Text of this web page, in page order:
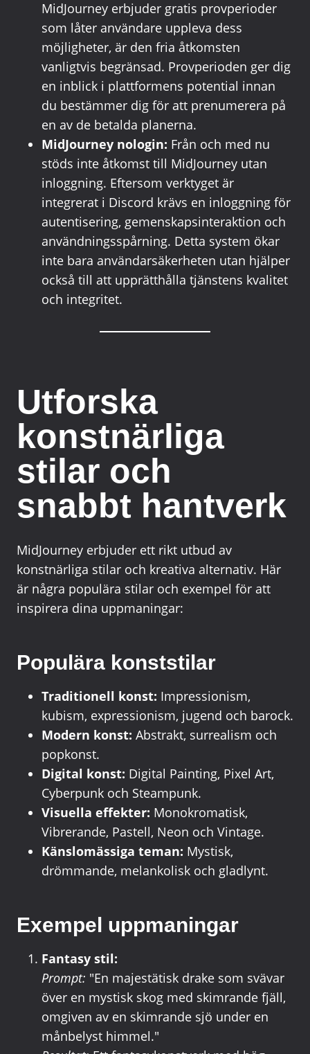
MidJourney erbjuder gratis provperioder
som låter användare uppleva dess
möjligheter, är den fria åtkomsten
vanligtvis begränsad. Provperioden ger dig
en inblick i plattformens potential innan
du bestämmer dig för att prenumerera på
en av de betalda planerna.
MidJourney nologin: Från och med nu
stöds inte åtkomst till MidJourney utan
inloggning. Eftersom verktyget är
integrerat i Discord krävs en inloggning för
autentisering, gemenskapsinteraktion och
användningsspårning. Detta system ökar
inte bara användarsäkerheten utan hjälper
också till att upprätthålla tjänstens kvalitet
och integritet.
Utforska
konstnärliga
stilar och
snabbt hantverk
MidJourney erbjuder ett rikt utbud av
konstnärliga stilar och kreativa alternativ. Här
är några populära stilar och exempel för att
inspirera dina uppmaningar:
Populära konststilar
Traditionell konst: Impressionism,
kubism, expressionism, jugend och barock.
Modern konst: Abstrakt, surrealism och
popkonst.
Digital konst: Digital Painting, Pixel Art,
Cyberpunk och Steampunk.
Visuella effekter: Monokromatisk,
Vibrerande, Pastell, Neon och Vintage.
Känslomässiga teman: Mystisk,
drömmande, melankolisk och gladlynt.
Exempel uppmaningar
Fantasy stil:
Prompt: "En majestätisk drake som svävar
över en mystisk skog med skimrande fjäll,
omgiven av en skimrande sjö under en
månbelyst himmel."